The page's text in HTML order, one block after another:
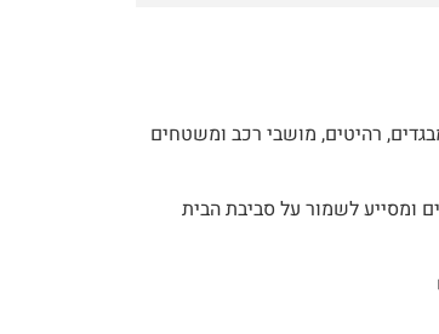
רהיטים, מושבי רכב ומשטחים
ומסייע לשמור על סביבת הבית